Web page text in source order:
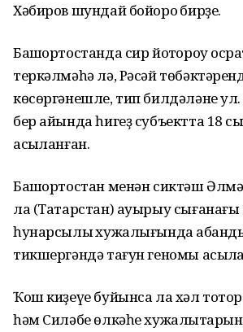
Хәбиров шундай бойороҡ бирҙе.
Башҡортостанда сир йоҡтороу
теркәлмәһә лә, Рәсәй
көсөргәнешле, тип билдәләне
бер айында һигеҙ субъектта 18
асыҡланған.
Башҡортостан менән сиктәш
ла (Татарстан) ауырыу
һунарсылыҡ хужалығында
тикшергәндә тағун геномы
Ҡош киҙеүе буйынса ла хәл
һәм Силәбе өлкәһе